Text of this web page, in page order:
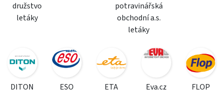
družstvo
letáky
potravinářská
obchodní a.s.
letáky
DITON
ESO
ETA
Eva.cz
FLOP